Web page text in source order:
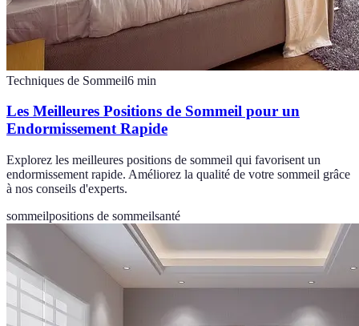
Techniques de Sommeil6 min
Les Meilleures Positions de Sommeil pour un
Endormissement Rapide
Explorez les meilleures positions de sommeil qui favorisent un
endormissement rapide. Améliorez la qualité de votre sommeil grâce
à nos conseils d'experts.
sommeilpositions de sommeilsanté